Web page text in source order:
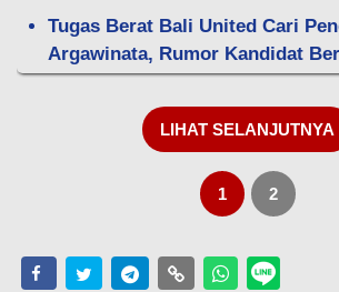
Tugas Berat Bali United Cari
Argawinata, Rumor Kandidat
LIHAT SELANJUTNYA
1 2